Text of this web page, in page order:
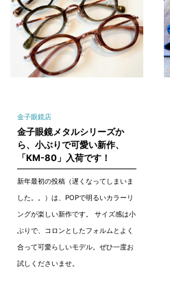
金子眼鏡店
金子眼鏡メタルシリーズか
ら、小ぶりで可愛い新作、
「KM-80」入荷です！
新年最初の投稿（遅くなってしまいま
した。。）は、POPで明るいカラーリ
ングが楽しい新作です。 サイズ感は小
ぶりで、コロンとしたフォルムとよく
合って可愛らしいモデル。ぜひ一度お
試しくださいませ。